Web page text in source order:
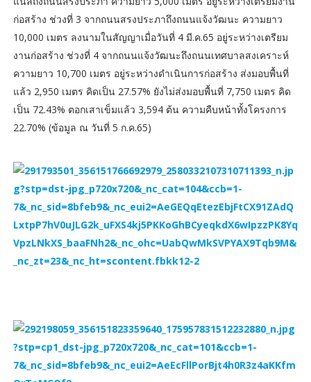
ก่อสร้าง ช่วงที่ 3 จากถนนสรงประภาถึงถนนแจ้งวัฒนะ ความยาว
10,000 เมตร ลงนามในสัญญาเมื่อวันที่ 4 มี.ค.65 อยู่ระหว่างเตรียม
งานก่อสร้าง ช่วงที่ 4 จากถนนแจ้งวัฒนะถึงถนนเทศบาลสงเคราะห์
ความยาว 10,700 เมตร อยู่ระหว่างดำเนินการก่อสร้าง ส่งมอบพื้นที่
แล้ว 2,950 เมตร คิดเป็น 27.57% ยังไม่ส่งมอบพื้นที่ 7,750 เมตร คิด
เป็น 72.43% ตอกเสาเข็มแล้ว 3,594 ต้น ความคืบหน้าทั้งโครงการ
22.70% (ข้อมูล ณ วันที่ 5 ก.ค.65)